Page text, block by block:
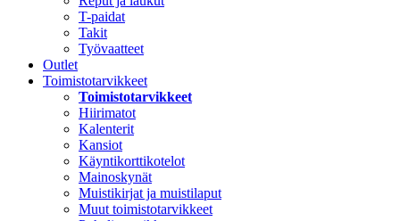
T-paidat
Takit
Työvaatteet
Outlet
Toimistotarvikkeet
Toimistotarvikkeet
Hiirimatot
Kalenterit
Kansiot
Käyntikorttikotelot
Mainoskynät
Muistikirjat ja muistilaput
Muut toimistotarvikkeet